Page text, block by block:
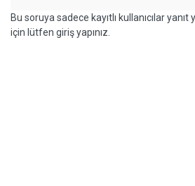
Bu soruya sadece kayıtlı kullanıcılar
için lütfen giriş yapınız.